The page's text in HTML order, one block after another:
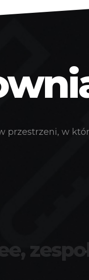
przestrzeni, w